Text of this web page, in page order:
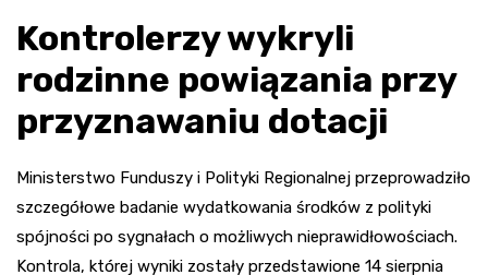
Kontrolerzy wykryli
rodzinne powiązania przy
przyznawaniu dotacji
Ministerstwo Funduszy i Polityki Regionalnej przeprowadziło
szczegółowe badanie wydatkowania środków z polityki
spójności po sygnałach o możliwych nieprawidłowościach.
Kontrola, której wyniki zostały przedstawione 14 sierpnia